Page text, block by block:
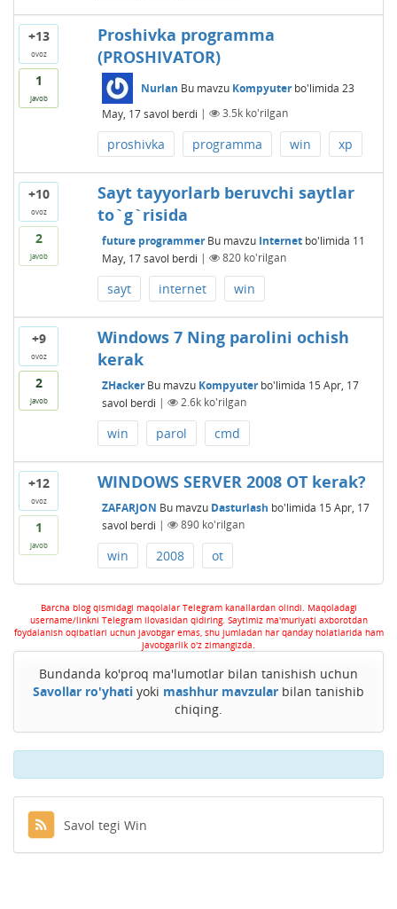
+13
ovoz
1
javob
Proshivka programma
(PROSHIVATOR)
Nurlan Bu mavzu Kompyuterbo'limida 23
May, 17 savol berdi | 3.5kko'rilgan
proshivka programma win xp
+10
ovoz
2
javob
Sayt tayyorlarb beruvchi saytlar
to`g`risida
future programmer Bu mavzu Internetbo'limida 11
May, 17 savol berdi | 820ko'rilgan
sayt internet win
+9
ovoz
2
javob
Windows 7 Ning parolini ochish
kerak
ZHacker Bu mavzu Kompyuterbo'limida 15 Apr, 17
savol berdi | 2.6kko'rilgan
win parol cmd
+12
ovoz
1
javob
WINDOWS SERVER 2008 OT kerak?
ZAFARJON Bu mavzu Dasturlash bo'limida 15 Apr, 17
savol berdi | 890ko'rilgan
win 2008 ot
Barcha blog qismidagi maqolalar Telegram kanallardan olindi. Maqoladagi
username/linkni Telegram ilovasidan qidiring. Saytimiz ma'muriyati axborotdan
foydalanish oqibatlari uchun javobgar emas, shu jumladan har qanday holatlarida ham
javobgarlik o'z zimangizda.
Bundanda ko'proq ma'lumotlar bilan tanishish uchun
Savollar ro'yhati yoki mashhur mavzular bilan tanishib
chiqing.
Savol tegi Win